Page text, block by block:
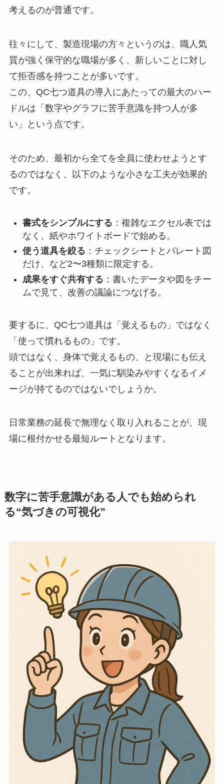
考えるのが普通です。
往々にして、製造現場の方々というのは、職人気
質が強く保守的な職場が多く、新しいことに対し
て拒否感を持つことが多いです。
この、QC七つ道具の導入にあたっての最大のハー
ドルは「数字やグラフに苦手意識を持つ人が多
い」という点です。
そのため、最初から全てを全員に使わせようとす
るのではなく、以下のような小さな工夫が効果的
です。
書式をシンプルにする ：複雑なエクセル表では
なく、紙やホワイトボードで始める。
使う道具を絞る ：チェックシートとパレート図
だけ、など2〜3種類に限定する。
成果をすぐ共有する ：書いたデータや図をチー
ムで見て、改善の議論につなげる。
要するに、QC七つ道具は「覚えるもの」ではなく
「使って慣れるもの」です。
頭ではなく、身体で覚えるもの、と現場にも伝え
ることが出来れば、一気に馴染みやすくなるイメ
ージが持てるのではないでしょうか。
日常業務の延長で無理なく取り入れることが、現
場に根付かせる最短ルートとなります。
数字に苦手意識がある人でも始められ
る“気づきの可視化”